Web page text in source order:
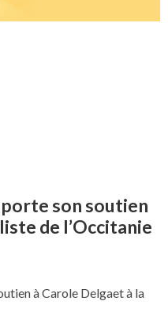
son soutien
de l’Occitanie
à Carole Delgaet à la